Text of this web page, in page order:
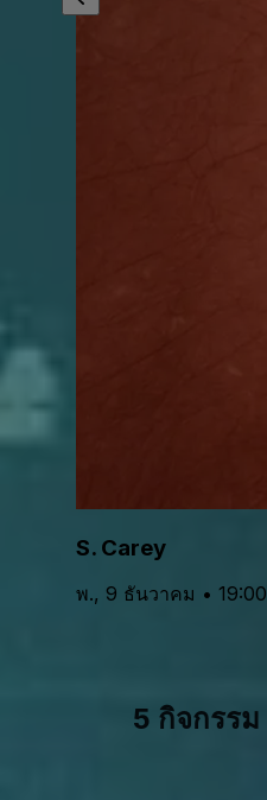
S. Carey
พ., 9 ธันวาคม • 19:00
5 กิจกรรม